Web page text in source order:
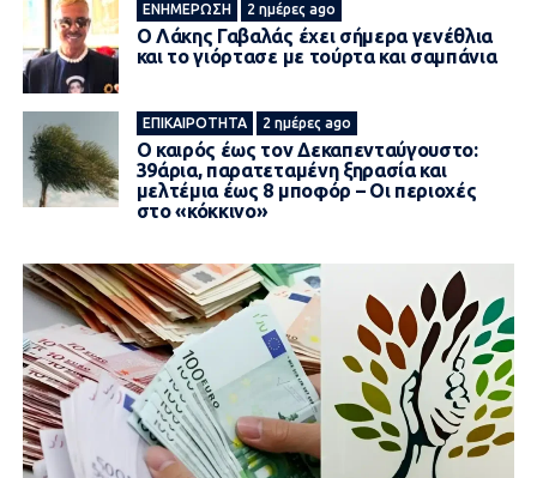
ΕΝΗΜΈΡΩΣΗ 2 ημέρες ago
Ο Λάκης Γαβαλάς έχει σήμερα γενέθλια
και το γιόρτασε με τούρτα και σαμπάνια
ΕΠΙΚΑΙΡΌΤΗΤΑ 2 ημέρες ago
Ο καιρός έως τον Δεκαπενταύγουστο:
39άρια, παρατεταμένη ξηρασία και
μελτέμια έως 8 μποφόρ – Οι περιοχές
στο «κόκκινο»